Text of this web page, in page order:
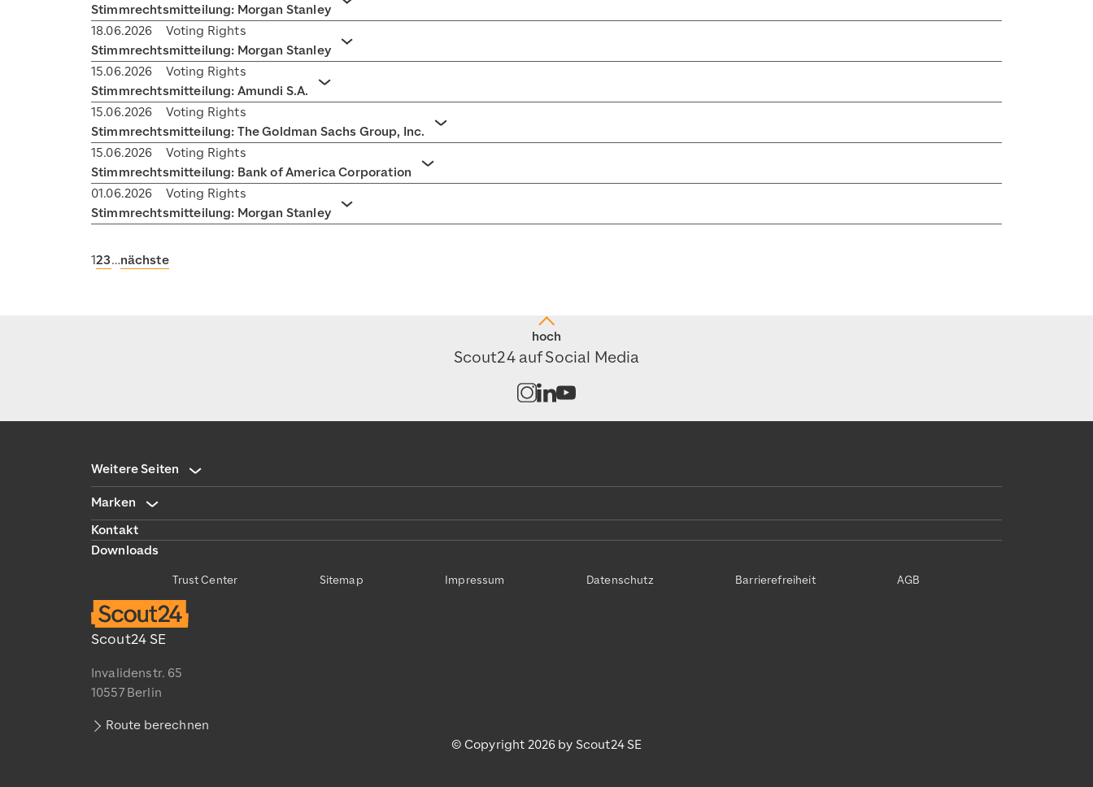
Stimmrechtsmitteilung: Morgan Stanley
Akkordeon umschaltens
18.06.2026
Voting Rights
Stimmrechtsmitteilung: Morgan Stanley
Akkordeon umschaltens
15.06.2026
Voting Rights
Stimmrechtsmitteilung: Amundi S.A.
Akkordeon umschaltens
15.06.2026
Voting Rights
Stimmrechtsmitteilung: The Goldman Sachs Group, Inc.
Akkordeon umschaltens
15.06.2026
Voting Rights
Stimmrechtsmitteilung: Bank of America Corporation
Akkordeon umschaltens
01.06.2026
Voting Rights
Stimmrechtsmitteilung: Morgan Stanley
Akkordeon umschaltens
123…nächste
hoch
Scout24 auf Social Media
Kanal auf Instagram öffnen
Kanal auf LinkedIn öffnen
Weitere Seiten
Marken
Kontakt
Downloads
Scout24 SE
Invalidenstr. 65
10557 Berlin
Route berechnen
Trust Center Sitemap Impressum Datenschutz Barrierefreiheit AGB
© Copyright 2026 by Scout24 SE